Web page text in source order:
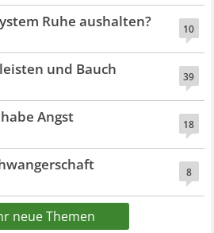
10
Ruhe aushalten?
39
und Bauch
18
Angst
8
neue Themen